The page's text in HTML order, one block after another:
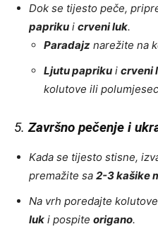
Dok se tijesto peče,
papriku i crveni luk.
Paradajz narežite na
Ljutu papriku i crveni
kolutove ili
5.Završno pečenje i
Kada se tijesto stisne,
premažite sa 2-3 kašike
Na vrh poredajte kolutove
luk i pospite origano.